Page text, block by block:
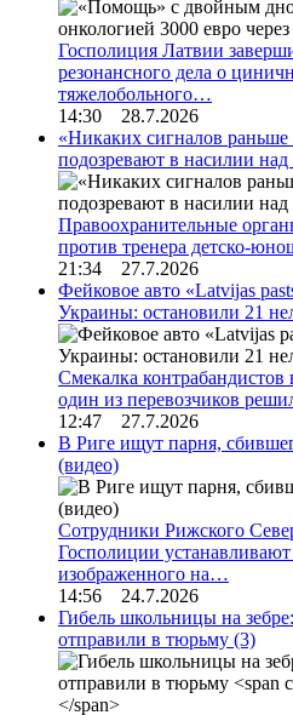
Госполиция Латвии
резонансного дела о
тяжелобольного…
14:30 28.7.2026
«Никаких сигналов раньше
подозревают в насилии над
Правоохранительные
против тренера детско-
21:34 27.7.2026
Фейковое авто «Latvijas
Украины: остановили 21
Смекалка
один из перевозчиков
12:47 27.7.2026
В Риге ищут парня,
(видео)
Сотрудники Рижского
Госполиции устанавливают
изображенного на…
14:56 24.7.2026
Гибель школьницы на
отправили в тюрьму (3)